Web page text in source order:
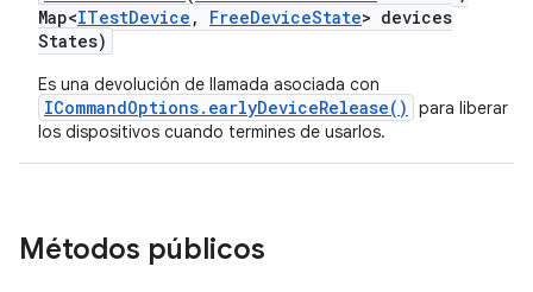
Map<ITestDevice , FreeDeviceState> devices
States)
Es una devolución de llamada asociada con
ICommandOptions.earlyDeviceRelease()
para liberar
los dispositivos cuando termines de usarlos.
Métodos públicos